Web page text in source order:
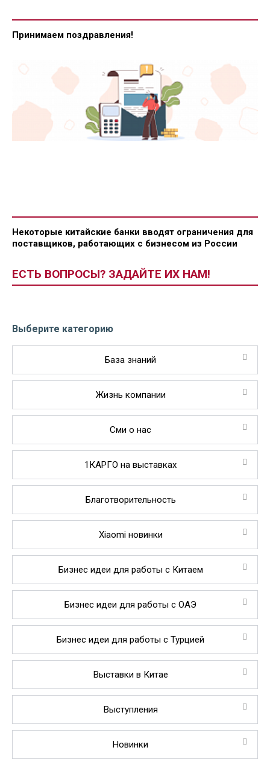
Принимаем поздравления!
Некоторые китайские банки вводят ограничения для
поставщиков, работающих с бизнесом из России
ЕСТЬ ВОПРОСЫ? ЗАДАЙТЕ ИХ НАМ!
Выберите категорию
База знаний
Жизнь компании
Сми о нас
1КАРГО на выставках
Благотворительность
Xiaomi новинки
Бизнес идеи для работы с Китаем
Бизнес идеи для работы с ОАЭ
Бизнес идеи для работы с Турцией
Выставки в Китае
Выступления
Новинки